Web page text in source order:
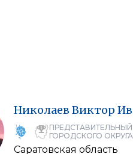
Николаев Виктор
ГОРОДСКОГО ОКРУГА
Саратовская область